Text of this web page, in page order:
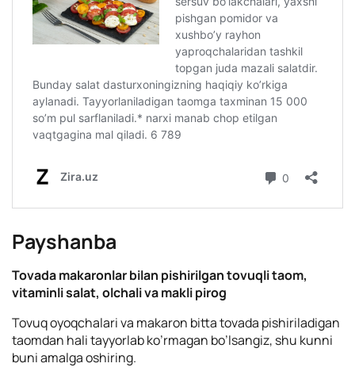
Payshanba
Tovada makaronlar bilan pishirilgan tovuqli taom,
vitaminli salat, olchali va makli pirog
Tovuq oyoqchalari va makaron bitta tovada pishiriladigan
taomdan hali tayyorlab ko’rmagan bo’lsangiz, shu kunni
buni amalga oshiring.